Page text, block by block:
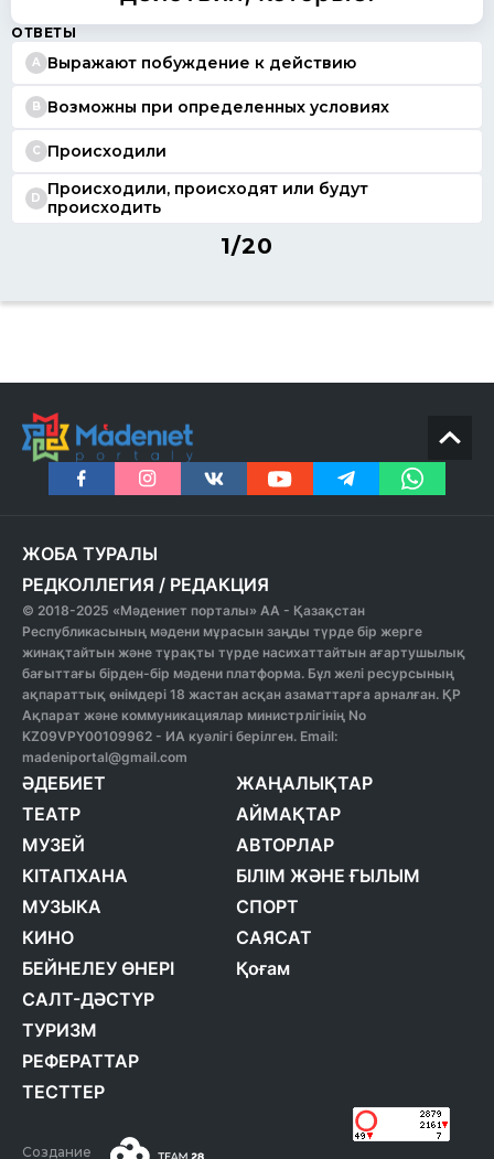
ОТВЕТЫ
A Выражают побуждение к действию
B Возможны при определенных условиях
C Происходили
D
Происходили, происходят или будут
происходить
1/20
ЖОБА ТУРАЛЫ
РЕДКОЛЛЕГИЯ / РЕДАКЦИЯ
© 2018-2025 «Мәдениет порталы» АА - Қазақстан
Республикасының мәдени мұрасын заңды түрде бір жерге
жинақтайтын және тұрақты түрде насихаттайтын ағартушылық
бағыттағы бірден-бір мәдени платформа. Бұл желі ресурсының
ақпараттық өнімдері 18 жастан асқан азаматтарға арналған. ҚР
Ақпарат және коммуникациялар министрлігінің No
KZ09VPY00109962 - ИА куәлігі берілген. Email:
madeniportal@gmail.com
ӘДЕБИЕТ
ТЕАТР
МУЗЕЙ
КІТАПХАНА
МУЗЫКА
КИНО
БЕЙНЕЛЕУ ӨНЕРІ
САЛТ-ДӘСТҮР
ТУРИЗМ
РЕФЕРАТТАР
ТЕСТТЕР
ЖАҢАЛЫҚТАР
АЙМАҚТАР
АВТОРЛАР
БІЛІМ ЖӘНЕ ҒЫЛЫМ
СПОРТ
САЯСАТ
Қоғам
Создание